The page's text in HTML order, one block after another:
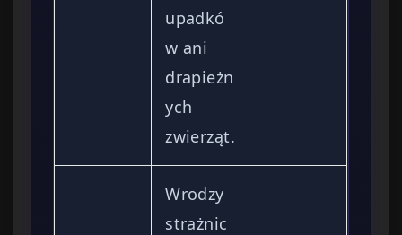
upadkó
w ani
drapieżn
ych
zwierząt.
Wrodzy
strażnic